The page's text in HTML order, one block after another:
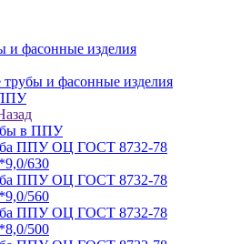
и фасонные изделия
трубы и фасонные изделия
в ППУ
ППУ ОЦ ГОСТ 8732-78
630
ППУ ОЦ ГОСТ 8732-78
560
ППУ ОЦ ГОСТ 8732-78
500